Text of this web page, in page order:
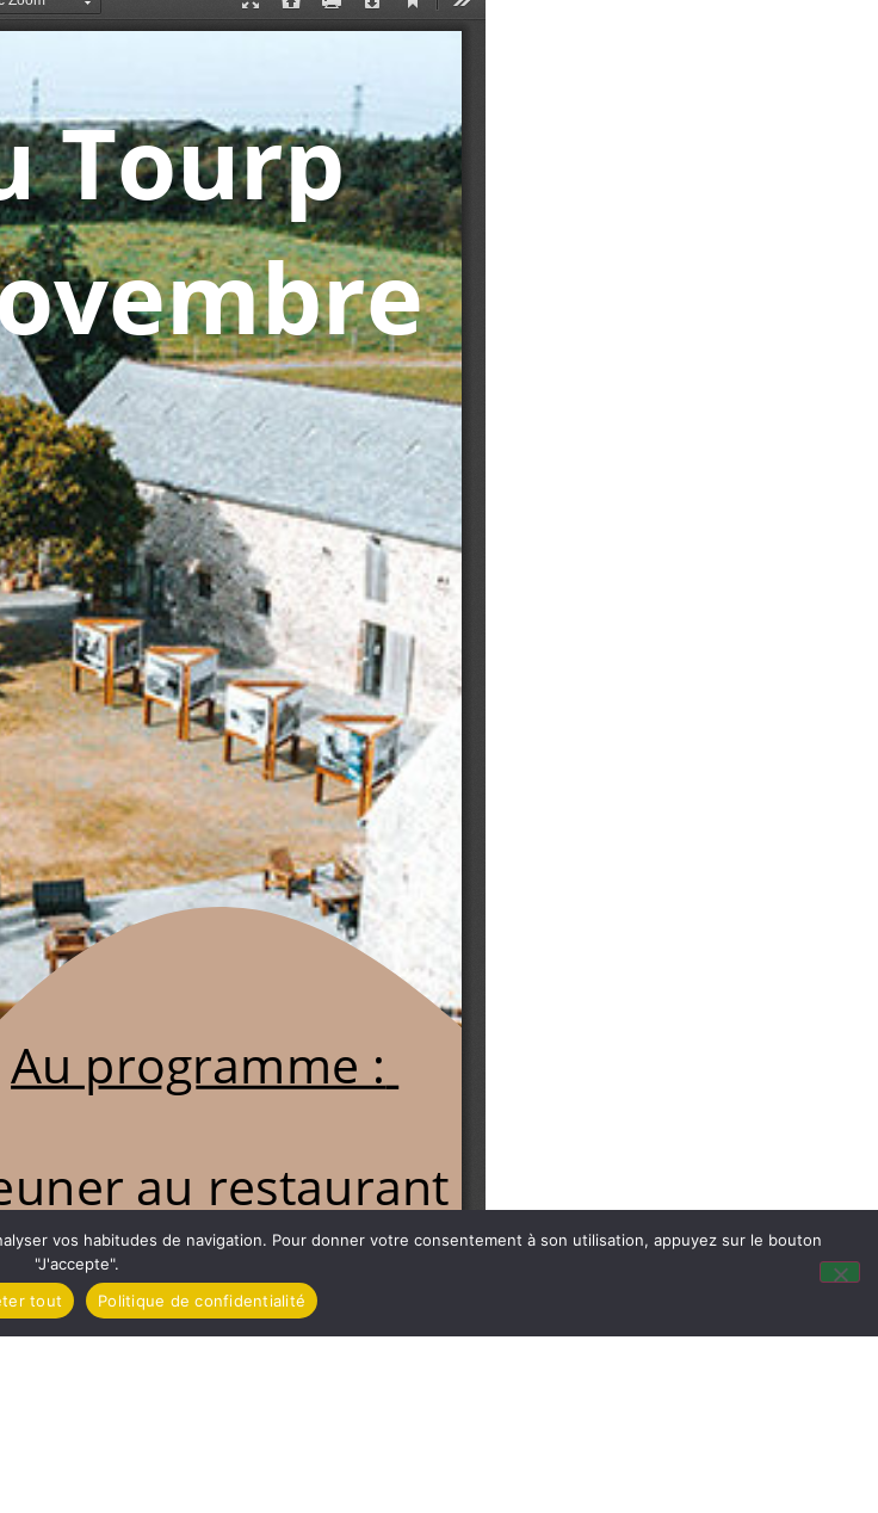
vos habitudes de navigation. Pour donner votre consentement à son utilisation, appuyez sur le bouton
"J'accepte".
tout Politique de confidentialité